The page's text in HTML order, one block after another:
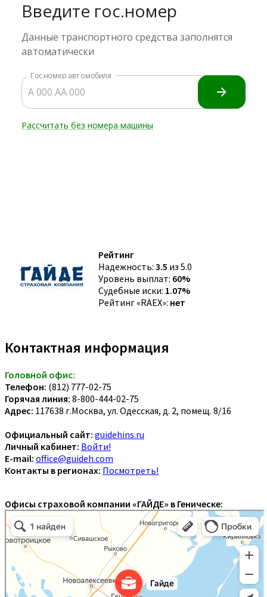
Рейтинг
Надежность: 3.5 из 5.0
Уровень выплат: 60%
Судебные иски: 1.07%
Рейтинг «RAEX»: нет
Контактная информация
Головной офис:
Телефон: (812) 777-02-75
Горячая линия: 8-800-444-02-75
Адрес: 117638 г.Москва, ул. Одесская, д. 2, помещ. 8/16
Официальный сайт: guidehins.ru
Личный кабинет: Войти!
E-mail: office@guideh.com
Контакты в регионах: Посмотреть!
Офисы страховой компании «ГАЙДЕ» в Геническе: